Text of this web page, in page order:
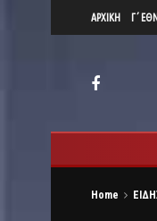
ΑΡΧΙΚΗ Γ΄
Home